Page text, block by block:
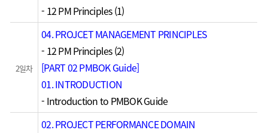
- 12 PM Principles (1)
2일차
04. PROJCET MANAGEMENT PRINCIPLES
- 12 PM Principles (2)
[PART 02 PMBOK Guide]
01. INTRODUCTION
- Introduction to PMBOK Guide
02. PROJECT PERFORMANCE DOMAIN